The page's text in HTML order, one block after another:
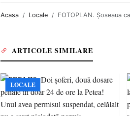
Acasa Locale FOTOPLAN. Șoseaua
ARTICOLE SIMILARE
LOCALE